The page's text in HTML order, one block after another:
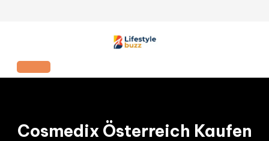
Open
Cosmedix Österreich Kaufen